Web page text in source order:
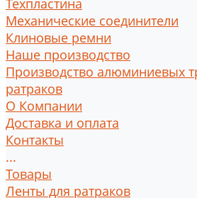
Техпластина
Механические соединители
Клиновые ремни
Наше производство
Производство алюминиевых
ратраков
О Компании
Доставка и оплата
Контакты
...
Товары
Ленты для ратраков